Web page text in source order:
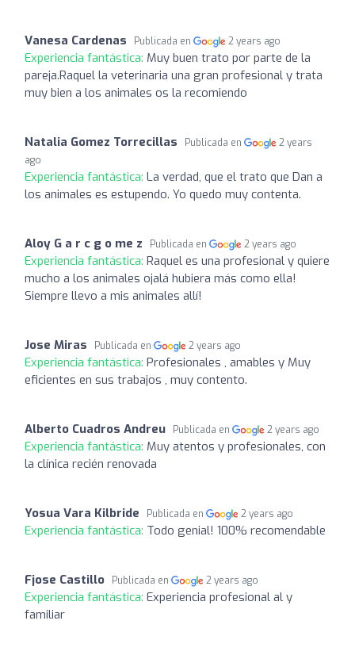
Vanesa Cardenas Publicada en 2 years ago
Experiencia fantástica: Muy buen trato por parte de la
pareja.Raquel la veterinaria una gran profesional y trata
muy bien a los animales os la recomiendo
Natalia Gomez Torrecillas Publicada en
2 years
ago
Experiencia fantástica: La verdad, que el trato que Dan a
los animales es estupendo. Yo quedo muy contenta.
Aloy G a r c g o me z Publicada en 2 years ago
Experiencia fantástica: Raquel es una profesional y quiere
mucho a los animales ojalá hubiera más como ella!
Siempre llevo a mis animales allí!
Jose Miras Publicada en 2 years ago
Experiencia fantástica: Profesionales , amables y Muy
eficientes en sus trabajos , muy contento.
Alberto Cuadros Andreu Publicada en 2 years ago
Experiencia fantástica: Muy atentos y profesionales, con
la clínica recién renovada
Yosua Vara Kilbride Publicada en 2 years ago
Experiencia fantástica: Todo genial! 100% recomendable
Fjose Castillo Publicada en 2 years ago
Experiencia fantástica: Experiencia profesional al y
familiar